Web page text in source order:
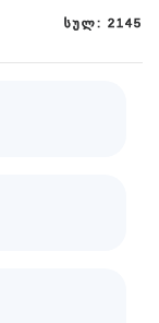
სულ: 2145